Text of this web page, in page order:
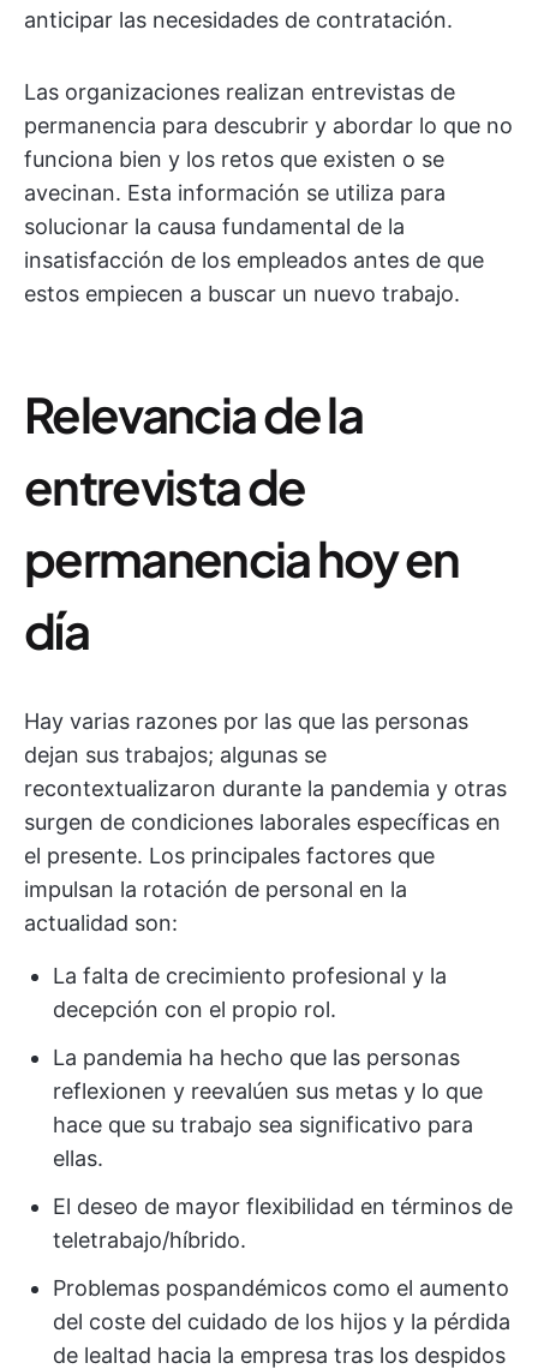
anticipar las necesidades de contratación.
Las organizaciones realizan entrevistas de
permanencia para descubrir y abordar lo que no
funciona bien y los retos que existen o se
avecinan. Esta información se utiliza para
solucionar la causa fundamental de la
insatisfacción de los empleados antes de que
estos empiecen a buscar un nuevo trabajo.
Relevancia de la
entrevista de
permanencia hoy en
día
Hay varias razones por las que las personas
dejan sus trabajos; algunas se
recontextualizaron durante la pandemia y otras
surgen de condiciones laborales específicas en
el presente. Los principales factores que
impulsan la rotación de personal en la
actualidad son:
La falta de crecimiento profesional y la
decepción con el propio rol.
La pandemia ha hecho que las personas
reflexionen y reevalúen sus metas y lo que
hace que su trabajo sea significativo para
ellas.
El deseo de mayor flexibilidad en términos de
teletrabajo/híbrido.
Problemas pospandémicos como el aumento
del coste del cuidado de los hijos y la pérdida
de lealtad hacia la empresa tras los despidos